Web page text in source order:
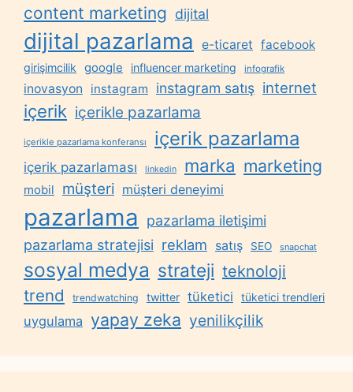
content marketing dijital
dijital pazarlama e-ticaret facebook
girişimcilik google influencer marketing infografik
inovasyon instagram instagram satış internet
içerik içerikle pazarlama
içerikle pazarlama konferansı içerik pazarlama
içerik pazarlaması linkedin marka marketing
mobil müşteri müşteri deneyimi
pazarlama
pazarlama iletişimi
pazarlama stratejisi reklam satış SEO snapchat
sosyal medya strateji teknoloji
trend trendwatching twitter tüketici tüketici trendleri
uygulama yapay zeka yenilikçilik